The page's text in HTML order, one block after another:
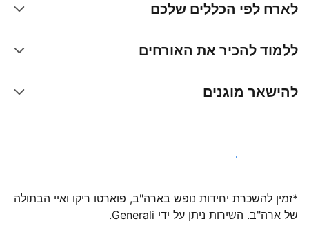
לארח לפי הכללים שלכם
ללמוד להכיר את האורחים
להישאר מוגנים
הצטרפו אלינו עוד היום
*זמין להשכרת יחידות נופש בארה"ב, פוארטו ריקו ואיי הבתולה
של ארה"ב. השירות ניתן על ידי Generali.